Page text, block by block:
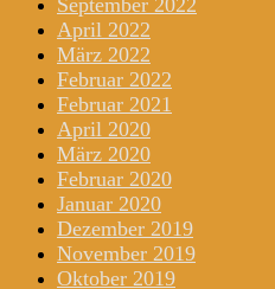
April 2022
März 2022
Februar 2022
Februar 2021
April 2020
März 2020
Februar 2020
Januar 2020
Dezember 2019
November 2019
Oktober 2019